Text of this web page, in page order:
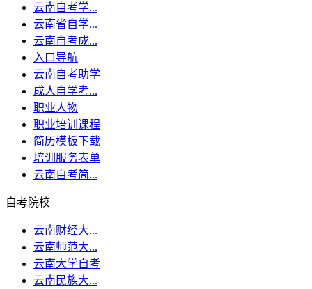
云南自考学...
云南省自学...
云南自考成...
入口导航
云南自考助学
成人自学考...
职业人物
职业培训课程
简历模板下载
培训服务表单
云南自考简...
自考院校
云南财经大...
云南师范大...
云南大学自考
云南民族大...